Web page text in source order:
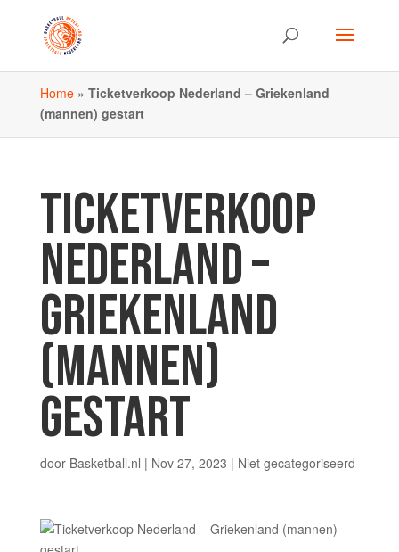
Home» Ticketverkoop Nederland – Griekenland
(mannen) gestart
TICKETVERKOOP
NEDERLAND –
GRIEKENLAND
(MANNEN)
GESTART
door Basketball.nl | Nov 27, 2023 | Niet gecategoriseerd